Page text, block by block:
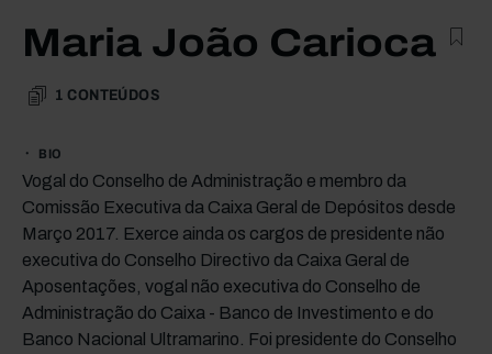
Maria João Carioca
1 CONTEÚDOS
BIO
Vogal do Conselho de Administração e membro da
Comissão Executiva da Caixa Geral de Depósitos desde
Março 2017. Exerce ainda os cargos de presidente não
executiva do Conselho Directivo da Caixa Geral de
Aposentações, vogal não executiva do Conselho de
Administração do Caixa - Banco de Investimento e do
Banco Nacional Ultramarino. Foi presidente do Conselho